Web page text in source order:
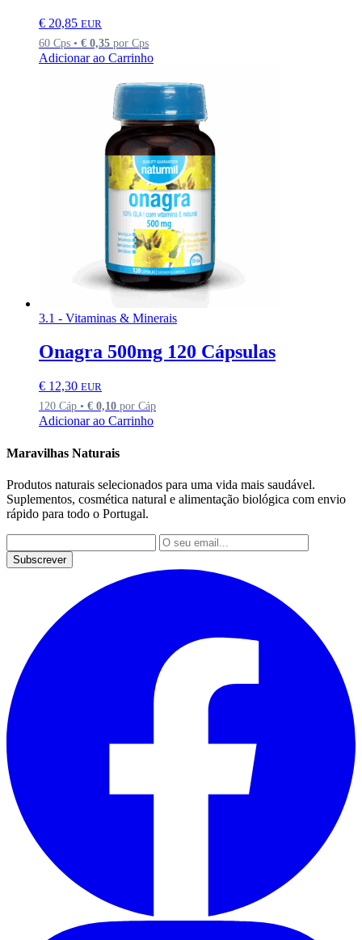
€ 20,85 EUR
60 Cps • € 0,35 por Cps
Adicionar ao Carrinho
3.1 - Vitaminas & Minerais
Onagra 500mg 120 Cápsulas
€ 12,30 EUR
120 Cáp • € 0,10 por Cáp
Adicionar ao Carrinho
Maravilhas Naturais
Produtos naturais selecionados para uma vida mais saudável.
Suplementos, cosmética natural e alimentação biológica com envio
rápido para todo o Portugal.
Subscrever